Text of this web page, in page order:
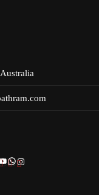
WhatsApp
Instagram